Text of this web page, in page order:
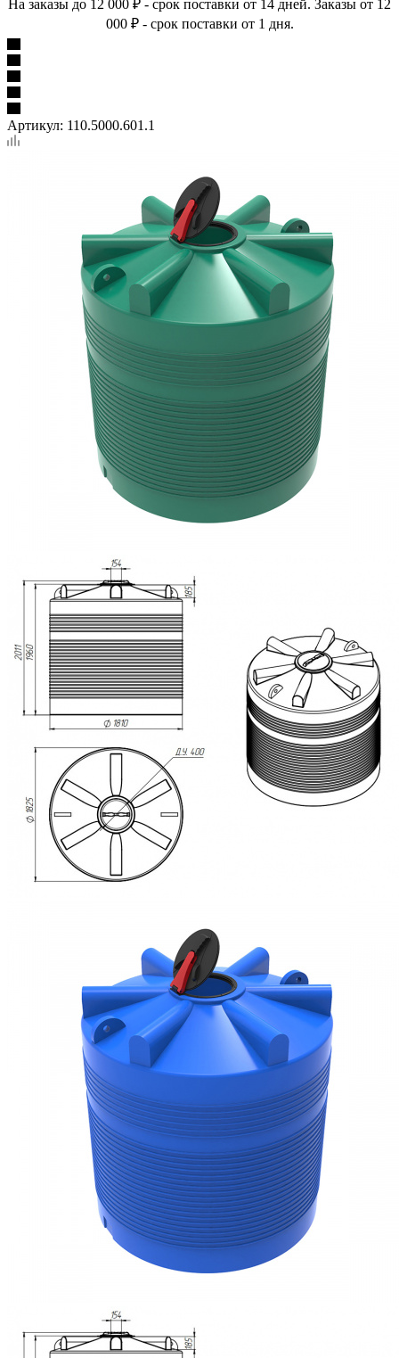
На заказы до 12 000 ₽ - срок поставки от 14 дней. Заказы от 12
000 ₽ - срок поставки от 1 дня.
Артикул: 110.5000.601.1